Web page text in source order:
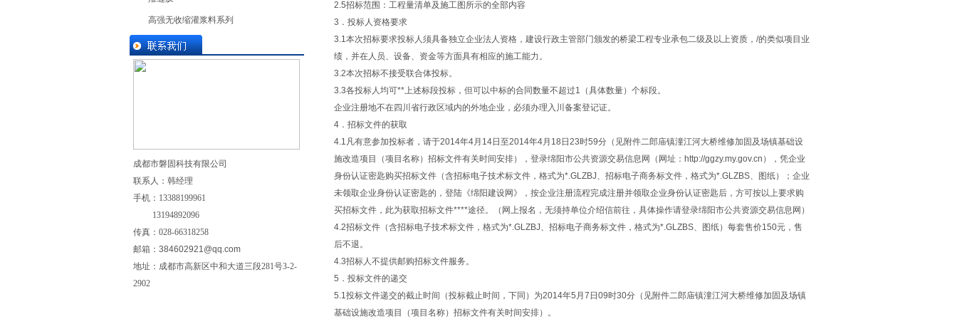
高强无收缩灌浆料系列
成都市磐固科技有限公司
联系人：韩经理
手机： 13388199961
13194892096
传真：028-66318258
邮箱： 384602921@qq.com
地址：成都市高新区中和大道三段281号3-2-
2902
2.5招标范围：工程量清单及施工图所示的全部内容
3．投标人资格要求
3.1本次招标要求投标人须具备独立企业法人资格，建设行政主管部门颁发的桥梁工程专业承包二级及以上资质，/的类似项目业
绩，并在人员、设备、资金等方面具有相应的施工能力。
3.2本次招标不接受联合体投标。
3.3各投标人均可**上述标段投标，但可以中标的合同数量不超过1（具体数量）个标段。
企业注册地不在四川省行政区域内的外地企业，必须办理入川备案登记证。
4．招标文件的获取
4.1凡有意参加投标者，请于2014年4月14日至2014年4月18日23时59分（见附件二郎庙镇潼江河大桥维修加固及场镇基础设
施改造项目（项目名称）招标文件有关时间安排），登录绵阳市公共资源交易信息网（网址：http://ggzy.my.gov.cn），凭企业
身份认证密匙购买招标文件（含招标电子技术标文件，格式为*.GLZBJ、招标电子商务标文件，格式为*.GLZBS、图纸）；企业
未领取企业身份认证密匙的，登陆《绵阳建设网》，按企业注册流程完成注册并领取企业身份认证密匙后，方可按以上要求购
买招标文件，此为获取招标文件****途径。（网上报名，无须持单位介绍信前往，具体操作请登录绵阳市公共资源交易信息网）
4.2招标文件（含招标电子技术标文件，格式为*.GLZBJ、招标电子商务标文件，格式为*.GLZBS、图纸）每套售价150元，售
后不退。
4.3招标人不提供邮购招标文件服务。
5．投标文件的递交
5.1投标文件递交的截止时间（投标截止时间，下同）为2014年5月7日09时30分（见附件二郎庙镇潼江河大桥维修加固及场镇
基础设施改造项目（项目名称）招标文件有关时间安排）。